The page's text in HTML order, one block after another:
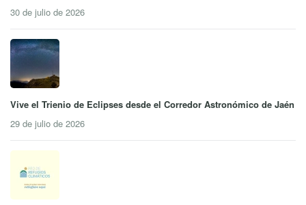
30 de julio de 2026
Vive el Trienio de Eclipses desde el Corredor Astronómico de Jaén
29 de julio de 2026